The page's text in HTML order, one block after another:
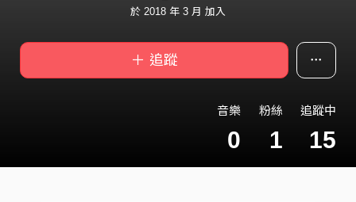
於 2018 年 3 月 加入
＋ 追蹤
音樂
0
粉絲
1
追蹤中
15